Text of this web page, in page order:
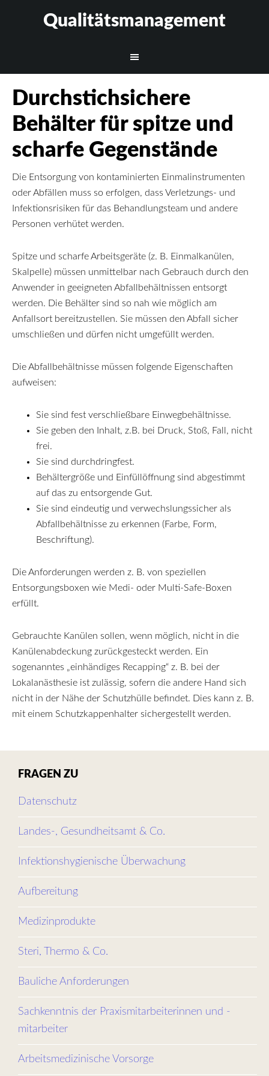
Qualitätsmanagement
Durchstichsichere
Behälter für spitze und
scharfe Gegenstände
Die Entsorgung von kontaminierten Einmalinstrumenten
oder Abfällen muss so erfolgen, dass Verletzungs- und
Infektionsrisiken für das Behandlungsteam und andere
Personen verhütet werden.
Spitze und scharfe Arbeitsgeräte (z. B. Einmalkanülen,
Skalpelle) müssen unmittelbar nach Gebrauch durch den
Anwender in geeigneten Abfallbehältnissen entsorgt
werden. Die Behälter sind so nah wie möglich am
Anfallsort bereitzustellen. Sie müssen den Abfall sicher
umschließen und dürfen nicht umgefüllt werden.
Die Abfallbehältnisse müssen folgende Eigenschaften
aufweisen:
Sie sind fest verschließbare Einwegbehältnisse.
Sie geben den Inhalt, z.B. bei Druck, Stoß, Fall, nicht
frei.
Sie sind durchdringfest.
Behältergröße und Einfüllöffnung sind abgestimmt
auf das zu entsorgende Gut.
Sie sind eindeutig und verwechslungssicher als
Abfallbehältnisse zu erkennen (Farbe, Form,
Beschriftung).
Die Anforderungen werden z. B. von speziellen
Entsorgungsboxen wie Medi- oder Multi-Safe-Boxen
erfüllt.
Gebrauchte Kanülen sollen, wenn möglich, nicht in die
Kanülenabdeckung zurückgesteckt werden. Ein
sogenanntes „einhändiges Recapping“ z. B. bei der
Lokalanästhesie ist zulässig, sofern die andere Hand sich
nicht in der Nähe der Schutzhülle befindet. Dies kann z. B.
mit einem Schutzkappenhalter sichergestellt werden.
FRAGEN ZU
Datenschutz
Landes-, Gesundheitsamt & Co.
Infektionshygienische Überwachung
Aufbereitung
Medizinprodukte
Steri, Thermo & Co.
Bauliche Anforderungen
Sachkenntnis der Praxismitarbeiterinnen und -
mitarbeiter
Arbeitsmedizinische Vorsorge